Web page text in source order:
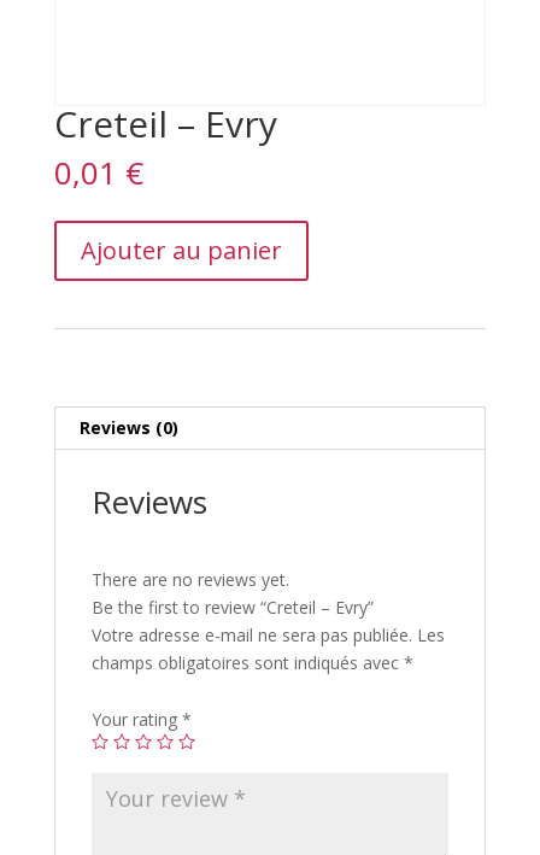
Creteil – Evry
0,01 €
Ajouter au panier
Reviews (0)
Reviews
There are no reviews yet.
Be the first to review “Creteil – Evry”
Votre adresse e-mail ne sera pas publiée. Les
champs obligatoires sont indiqués avec *
Your rating *